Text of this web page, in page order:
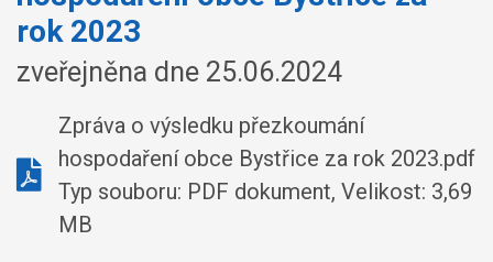
rok 2023
zveřejněna dne 25.06.2024
Zpráva o výsledku přezkoumání
hospodaření obce Bystřice za rok 2023.pdf
Typ souboru: PDF dokument, Velikost: 3,69
MB